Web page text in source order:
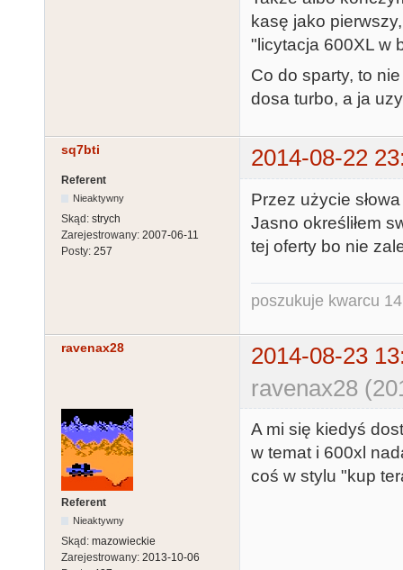
kasę jako
"licytacja 600XL w
Co do sparty, to
dosa turbo, a ja
sq7bti 2014-08-22
Referent
Nieaktywny
Skąd: strych
Zarejestrowany: 2007-06-11
Posty: 257
Przez użycie
Jasno określiłem
tej oferty bo nie
poszukuje kwarcu
ravenax28
2014-08-23
ravenax28
Referent
Nieaktywny
Skąd: mazowieckie
Zarejestrowany: 2013-10-06
A mi się kiedyś
w temat i 600xl
coś w stylu "kup